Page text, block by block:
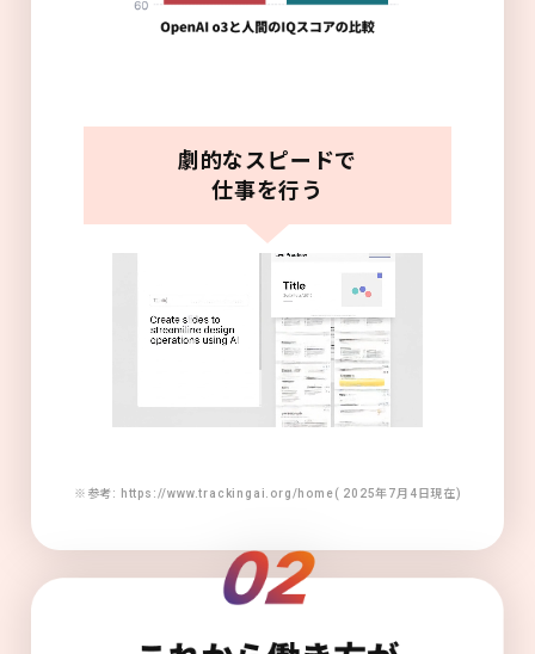
劇的なスピードで
仕事を行う
※参考: https://www.trackingai.org/home( 2025年7月4日現在)